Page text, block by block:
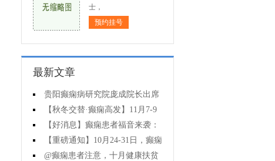
士，
预约挂号
最新文章
贵阳癫痫病研究院庞成院长出席
第十一届CAAE国际癫痫论坛暨协会
成立20周年庆典
【秋冬交替·癫痫高发】11月7-9
日，超难约的北京三甲名医，携手
贵州专家团共抗癫痫，速约！
【好消息】癫痫患者福音来袭：
万元救助+半价专项检查+京黔专家
免费亲诊，符合条件者速申请！
【重磅通知】10月24-31日，癫痫
病专项检查全额救助+京黔名医免费
@癫痫患者注意，十月健康扶贫